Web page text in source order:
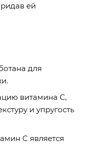
ей
для
витамина С,
и упругость
С является